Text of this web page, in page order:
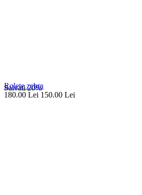
Salvati20%
Rolete zebra
180.00 Lei 150.00 Lei